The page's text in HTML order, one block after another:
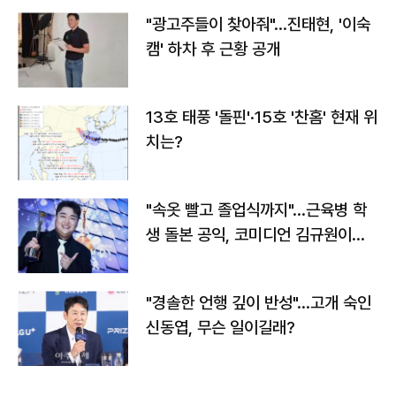
"광고주들이 찾아줘"…진태현, '이숙
캠' 하차 후 근황 공개
13호 태풍 '돌핀'·15호 '찬홈' 현재 위
치는?
"속옷 빨고 졸업식까지"…근육병 학
생 돌본 공익, 코미디언 김규원이었
"경솔한 언행 깊이 반성"…고개 숙인
신동엽, 무슨 일이길래?